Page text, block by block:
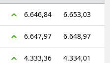
6.646,84 6.653,03
6.647,97 6.648,97
4.333,36 4.334,01